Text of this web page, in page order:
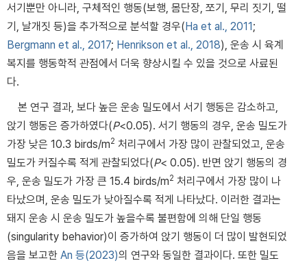
서기뿐만 아니라, 구체적인 행동(보행, 몸단장, 쪼기, 무리 짓기, 떨
기, 날개짓 등)을 추가적으로 분석할 경우(Ha et al., 2011;
Bergmann et al., 2017; Henrikson et al., 2018), 운송 시 육계
복지를 행동학적 관점에서 더욱 향상시킬 수 있을 것으로 사료된
다.
본 연구 결과, 보다 높은 운송 밀도에서 서기 행동은 감소하고,
앉기 행동은 증가하였다(P<0.05). 서기 행동의 경우, 운송 밀도가
가장 낮은 10.3 birds/m2 처리구에서 가장 많이 관찰되었고, 운송
밀도가 커질수록 적게 관찰되었다(P< 0.05). 반면 앉기 행동의 경
우, 운송 밀도가 가장 큰 15.4 birds/m2 처리구에서 가장 많이 나
타났으며, 운송 밀도가 낮아질수록 적게 나타났다. 이러한 결과는
돼지 운송 시 운송 밀도가 높을수록 불편함에 의해 단일 행동
(singularity behavior)이 증가하여 앉기 행동이 더 많이 발현되었
음을 보고한 An 등(2023)의 연구와 동일한 결과이다. 또한 밀도